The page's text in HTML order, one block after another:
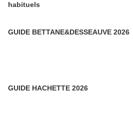
habituels
GUIDE BETTANE&DESSEAUVE 2026
GUIDE HACHETTE 2026